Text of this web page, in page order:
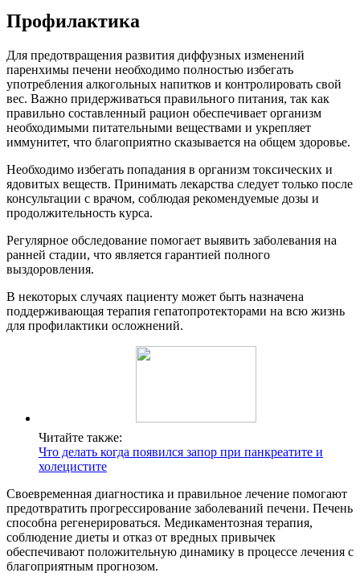
Профилактика
Для предотвращения развития диффузных изменений
паренхимы печени необходимо полностью избегать
употребления алкогольных напитков и контролировать свой
вес. Важно придерживаться правильного питания, так как
правильно составленный рацион обеспечивает организм
необходимыми питательными веществами и укрепляет
иммунитет, что благоприятно сказывается на общем здоровье.
Необходимо избегать попадания в организм токсических и
ядовитых веществ. Принимать лекарства следует только после
консультации с врачом, соблюдая рекомендуемые дозы и
продолжительность курса.
Регулярное обследование помогает выявить заболевания на
ранней стадии, что является гарантией полного
выздоровления.
В некоторых случаях пациенту может быть назначена
поддерживающая терапия гепатопротекторами на всю жизнь
для профилактики осложнений.
Читайте также:
Что делать когда появился запор при панкреатите и
холецистите
Своевременная диагностика и правильное лечение помогают
предотвратить прогрессирование заболеваний печени. Печень
способна регенерироваться. Медикаментозная терапия,
соблюдение диеты и отказ от вредных привычек
обеспечивают положительную динамику в процессе лечения с
благоприятным прогнозом.